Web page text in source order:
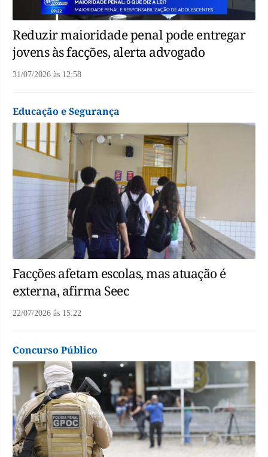
Reduzir maioridade penal pode entregar
jovens às facções, alerta advogado
31/07/2026 às 12:58
Educação e Segurança
Facções afetam escolas, mas atuação é
externa, afirma Seec
22/07/2026 às 15:22
Concurso Público